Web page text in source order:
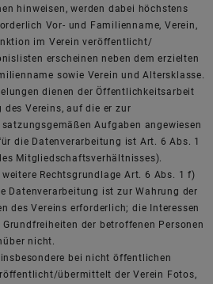
hinweisen, werden dabei höchstens
Vor- und Familienname, Verein,
im Verein veröffentlicht/
erscheinen neben dem erzielten
sowie Verein und Altersklasse.
dienen der Öffentlichkeitsarbeit
Vereins, auf die er zur
Aufgaben angewiesen
die Datenverarbeitung ist Art. 6 Abs. 1
Mitgliedschaftsverhältnisses).
Rechtsgrundlage Art. 6 Abs. 1 f)
Datenverarbeitung ist zur Wahrung der
des Vereins erforderlich; die Interessen
der betroffenen Personen
nicht.
bei nicht öffentlichen
übermittelt der Verein Fotos,